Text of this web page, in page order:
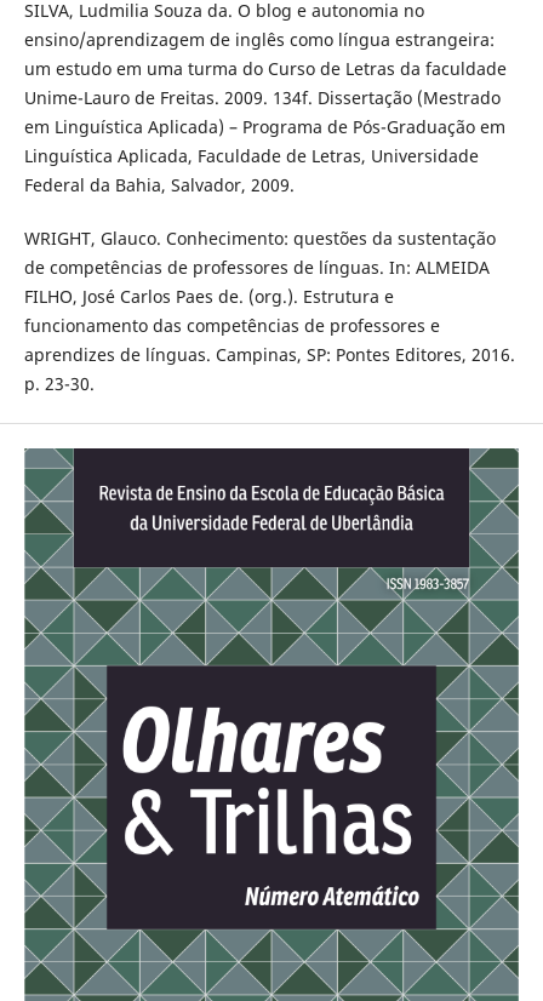
SILVA, Ludmilia Souza da. O blog e autonomia no
ensino/aprendizagem de inglês como língua estrangeira:
um estudo em uma turma do Curso de Letras da faculdade
Unime-Lauro de Freitas. 2009. 134f. Dissertação (Mestrado
em Linguística Aplicada) – Programa de Pós-Graduação em
Linguística Aplicada, Faculdade de Letras, Universidade
Federal da Bahia, Salvador, 2009.
WRIGHT, Glauco. Conhecimento: questões da sustentação
de competências de professores de línguas. In: ALMEIDA
FILHO, José Carlos Paes de. (org.). Estrutura e
funcionamento das competências de professores e
aprendizes de línguas. Campinas, SP: Pontes Editores, 2016.
p. 23-30.